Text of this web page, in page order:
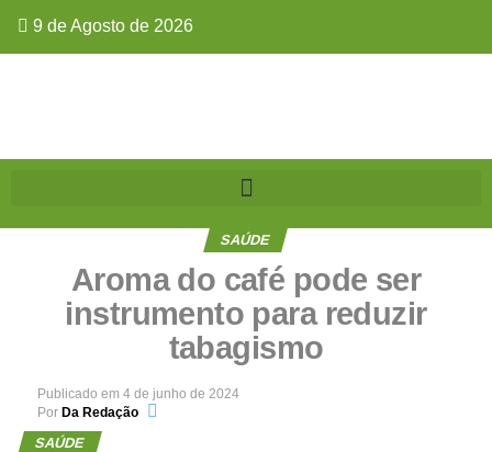
9 de Agosto de 2026
SAÚDE
Aroma do café pode ser
instrumento para reduzir
tabagismo
Publicado em 4 de junho de 2024
Por Da Redação
SAÚDE